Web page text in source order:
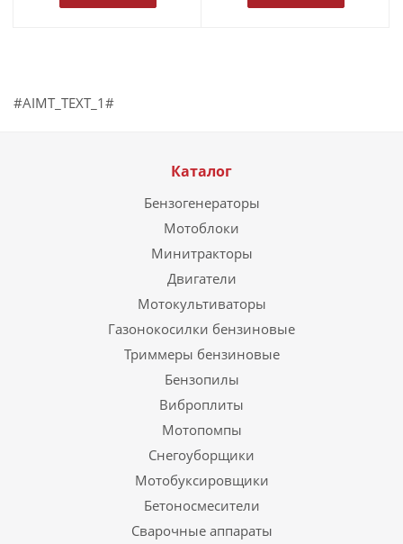
#AIMT_TEXT_1#
Каталог
Бензогенераторы
Мотоблоки
Минитракторы
Двигатели
Мотокультиваторы
Газонокосилки бензиновые
Триммеры бензиновые
Бензопилы
Виброплиты
Мотопомпы
Снегоуборщики
Мотобуксировщики
Бетоносмесители
Сварочные аппараты